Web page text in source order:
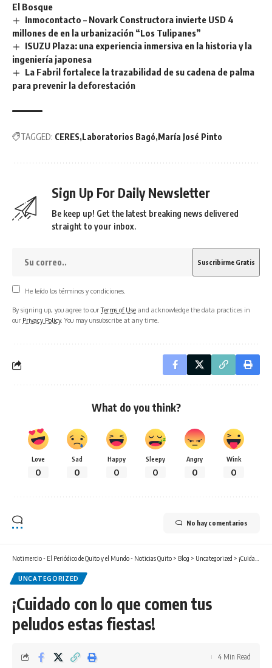
El Bosque
Inmocontacto – Novark Constructora invierte USD 4
millones de en la urbanización “Los Tulipanes”
ISUZU Plaza: una experiencia inmersiva en la historia y la
ingeniería japonesa
La Fabril fortalece la trazabilidad de su cadena de palma
para prevenir la deforestación
TAGGED: CERES Laboratorios Bagó María José Pinto
Sign Up For Daily Newsletter
Be keep up! Get the latest breaking news delivered
straight to your inbox.
He leído los términos y condiciones.
By signing up, you agree to ourTerms of Use and acknowledge the data practices in
our Privacy Policy. You may unsubscribe at any time.
What do you think?
Love
0
Sad
0
Happy
0
Sleepy
0
Angry
0
Wink
0
No hay comentarios
Notimercio - El Periódico de Quito y el Mundo - Noticias Quito > Blog > Uncategorized > ¡Cuidado con lo que comen tus peludos estas fiestas!
UNCATEGORIZED
¡Cuidado con lo que comen tus
peludos estas fiestas!
4 Min Read